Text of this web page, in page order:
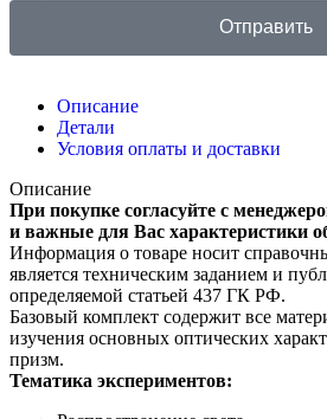
Отправить
Описание
Детали
Условия оплаты и доставки
Описание
При покупке согласуйте с
и важные для Вас характеристики
Информация о товаре носит
является техническим заданием и
определяемой статьей 437 ГК РФ.
Базовый комплект содержит все
изучения основных оптических
призм.
Тематика экспериментов: